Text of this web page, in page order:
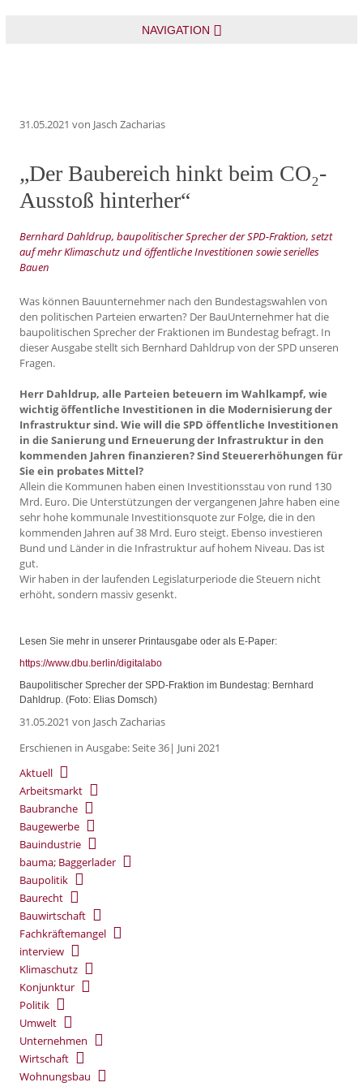
NAVIGATION
31.05.2021 von Jasch Zacharias
„Der Baubereich hinkt beim CO₂-
Ausstoß hinterher“
Bernhard Dahldrup, baupolitischer Sprecher der SPD-Fraktion, setzt
auf mehr Klimaschutz und öffentliche Investitionen sowie serielles
Bauen
Was können Bauunternehmer nach den Bundestagswahlen von
den politischen Parteien erwarten? Der BauUnternehmer hat die
baupolitischen Sprecher der Fraktionen im Bundestag befragt. In
dieser Ausgabe stellt sich Bernhard Dahldrup von der SPD unseren
Fragen.
Herr Dahldrup, alle Parteien beteuern im Wahlkampf, wie
wichtig öffentliche Investitionen in die Modernisierung der
Infrastruktur sind. Wie will die SPD öffentliche Investitionen
in die Sanierung und Erneuerung der Infrastruktur in den
kommenden Jahren finanzieren? Sind Steuererhöhungen für
Sie ein probates Mittel?
Allein die Kommunen haben einen Investitionsstau von rund 130
Mrd. Euro. Die Unterstützungen der vergangenen Jahre haben eine
sehr hohe kommunale Investitionsquote zur Folge, die in den
kommenden Jahren auf 38 Mrd. Euro steigt. Ebenso investieren
Bund und Länder in die Infrastruktur auf hohem Niveau. Das ist
gut.
Wir haben in der laufenden Legislaturperiode die Steuern nicht
erhöht, sondern massiv gesenkt.
Lesen Sie mehr in unserer Printausgabe oder als E-Paper:
https://www.dbu.berlin/digitalabo
Baupolitischer Sprecher der SPD-Fraktion im Bundestag: Bernhard
Dahldrup. (Foto: Elias Domsch)
31.05.2021 von Jasch Zacharias
Erschienen in Ausgabe: Seite 36| Juni 2021
Aktuell
Arbeitsmarkt
Baubranche
Baugewerbe
Bauindustrie
bauma; Baggerlader
Baupolitik
Baurecht
Bauwirtschaft
Fachkräftemangel
interview
Klimaschutz
Konjunktur
Politik
Umwelt
Unternehmen
Wirtschaft
Wohnungsbau